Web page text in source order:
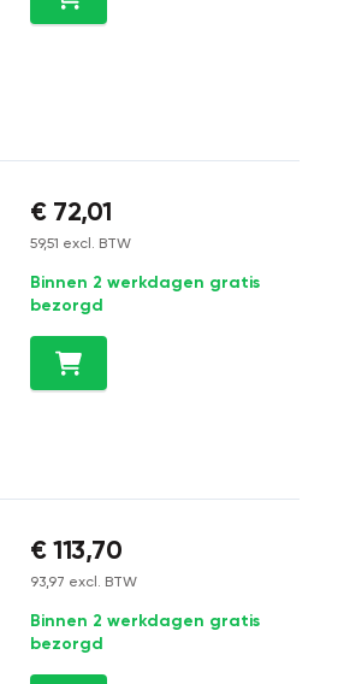
€ 72,01
59,51 excl. BTW
Binnen 2 werkdagen gratis
bezorgd
€ 113,70
93,97 excl. BTW
Binnen 2 werkdagen gratis
bezorgd